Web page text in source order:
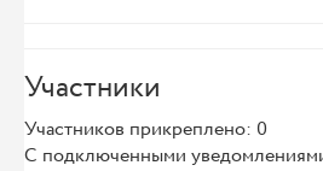
Участники
Участников прикреплено: 0
С подключенными